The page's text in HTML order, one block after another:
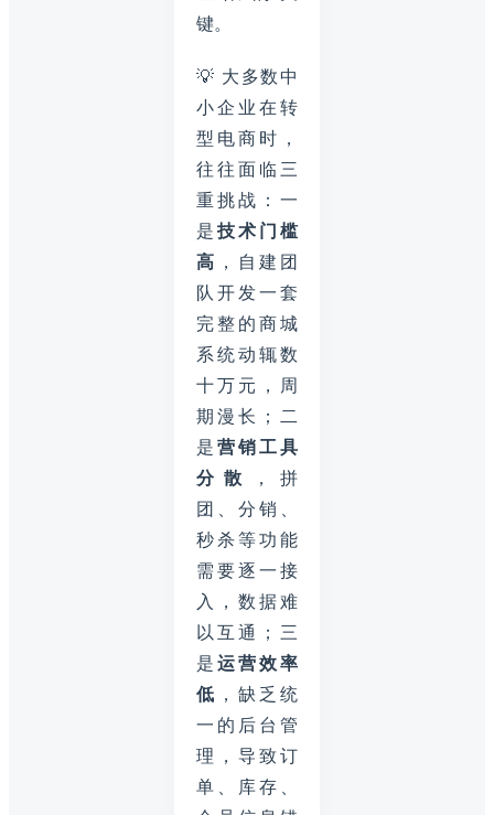
键。
💡 大多数中
小企业在转
型电商时，
往往面临三
重挑战：一
是 技术门槛
高 ，自建团
队开发一套
完整的商城
系统动辄数
十万元，周
期漫长；二
是 营销工具
分散
，拼
团、分销、
秒杀等功能
需要逐一接
入，数据难
以互通；三
是 运营效率
低 ，缺乏统
一的后台管
理，导致订
单、库存、